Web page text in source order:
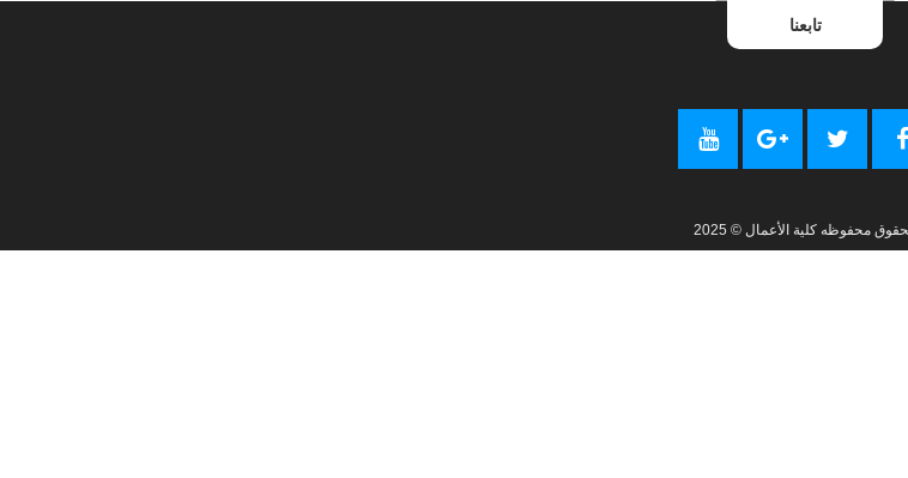
تابعنا
محفوظه كلية الأعمال © 2025